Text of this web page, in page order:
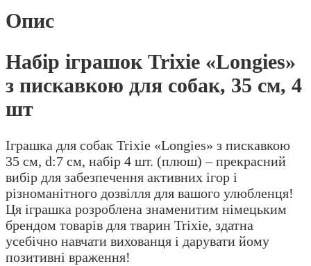
шт
кількість
Опис
Набір іграшок Trixie «Longies»
з пискавкою для собак, 35 см, 4
шт
Іграшка для собак Trixie «Longies» з пискавкою
35 см, d:7 см, набір 4 шт. (плюш) – прекрасний
вибір для забезпечення активних ігор і
різноманітного дозвілля для вашого улюбленця!
Ця іграшка розроблена знаменитим німецьким
брендом товарів для тварин Trixie, здатна
усебічно навчати вихованця і дарувати йому
позитивні враження!